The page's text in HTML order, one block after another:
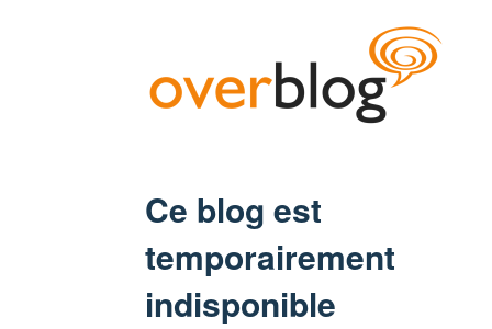
Ce blog est
temporairement
indisponible